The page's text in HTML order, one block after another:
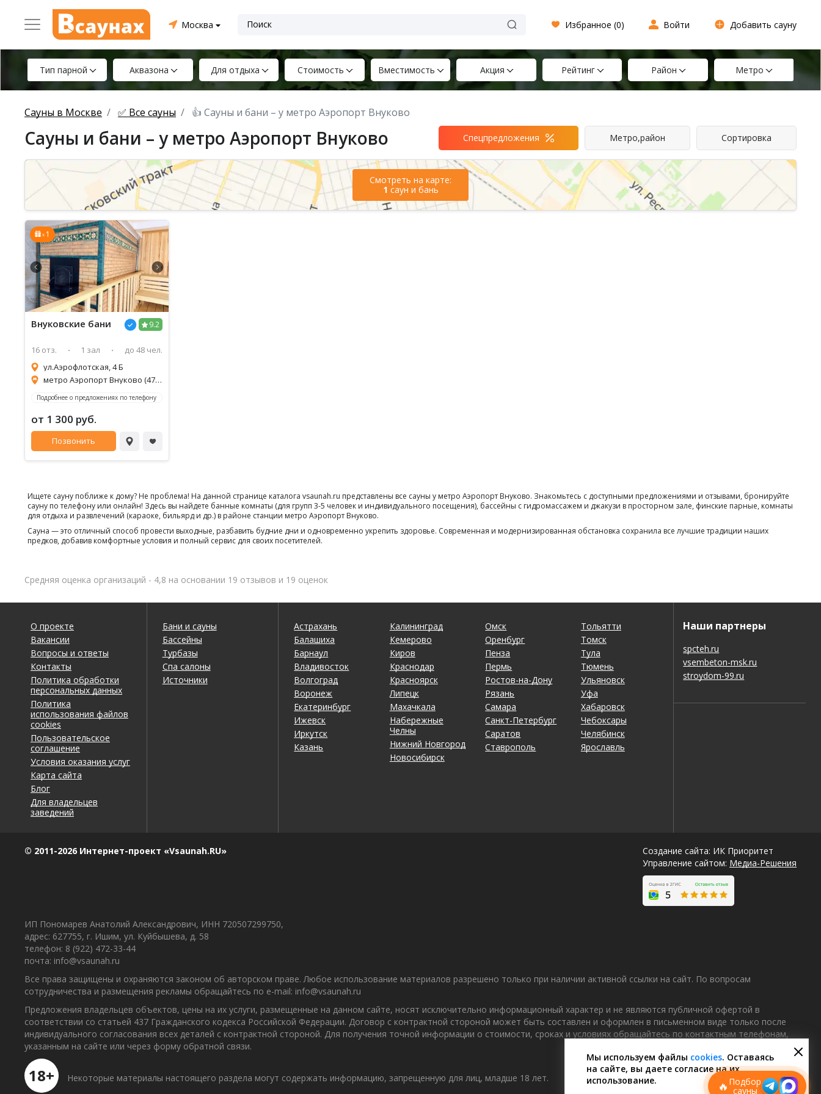
Москва Избранное (0) Войти Добавить сауну
Тип парной Аквазона Для отдыха Стоимость Вместимость Акция Рейтинг Район Метро
Сауны в Москве ✅ Все сауны 👍 Сауны и бани – у метро Аэропорт Внуково
Сауны и бани – у метро Аэропорт Внуково Спецпредложения Метро,район Сортировка
Смотреть на карте:
1 саун и бань
x 1
9.2
Внуковские бани
16 отз. 1 зал
до 48 чел.
ул.Аэрофлотская, 4 Б
метро Аэропорт Внуково (474м)
Подробнее о предложениях по телефону
от 1 300 руб.
Позвонить
Ищете сауну поближе к дому? Не проблема! На данной странице каталога vsaunah.ru представлены все сауны у метро Аэропорт Внуково. Знакомьтесь с доступными предложениями и отзывами, бронируйте
сауну по телефону или онлайн! Здесь вы найдете банные комнаты (для групп 3-5 человек и индивидуального посещения), бассейны с гидромассажем и джакузи в просторном зале, финские парные, комнаты
для отдыха и развлечений (караоке, бильярд и др.) в районе станции метро Аэропорт Внуково.
Сауна — это отличный способ провести выходные, разбавить будние дни и одновременно укрепить здоровье. Современная и модернизированная обстановка сохранила все лучшие традиции наших
предков, добавив комфортные условия и полный сервис для своих посетителей.
Средняя оценка организаций - 4,8 на основании 19 отзывов и 19 оценок
О проекте
Вакансии
Вопросы и ответы
Контакты
Политика обработки
персональных данных
Политика
использования файлов
cookies
Пользовательское
соглашение
Условия оказания услуг
Карта сайта
Блог
Для владельцев
заведений
Бани и сауны
Бассейны
Турбазы
Спа салоны
Источники
Астрахань
Балашиха
Барнаул
Владивосток
Волгоград
Воронеж
Екатеринбург
Ижевск
Иркутск
Казань
Калининград
Кемерово
Киров
Краснодар
Красноярск
Липецк
Махачкала
Набережные
Челны
Нижний Новгород
Новосибирск
Омск
Оренбург
Пенза
Пермь
Ростов-на-Дону
Рязань
Самара
Санкт-Петербург
Саратов
Ставрополь
Тольятти
Томск
Тула
Тюмень
Ульяновск
Уфа
Хабаровск
Чебоксары
Челябинск
Ярославль
Наши партнеры
spcteh.ru
vsembeton-msk.ru
stroydom-99.ru
© 2011-2026 Интернет-проект «Vsaunah.RU»
Создание сайта: ИК Приоритет
Управление сайтом: Медиа-Решения
ИП Пономарев Анатолий Александрович, ИНН 720507299750,
адрес: 627755, г. Ишим, ул. Куйбышева, д. 58
телефон: 8 (922) 472-33-44
почта: info@vsaunah.ru
Все права защищены и охраняются законом об авторском праве. Любое использование материалов разрешено только при наличии активной ссылки на сайт. По вопросам
сотрудничества и размещения рекламы обращайтесь по e-mail: info@vsaunah.ru
Предложения владельцев объектов, цены на их услуги, размещенные на данном сайте, носят исключительно информационный характер и не являются публичной офертой в
соответствии со статьей 437 Гражданского кодекса Российской Федерации. Договор с контрактной стороной может быть составлен и оформлен в письменном виде только после
индивидуального согласования всех деталей с контрактной стороной. Для получения точной информации о стоимости, сроках и условиях обращайтесь по контактным телефонам,
указанным на сайте или через форму обратной связи.
18+ Некоторые материалы настоящего раздела могут содержать информацию, запрещенную для лиц, младше 18 лет.
🔥 Подбор
сауны
Лучшие
саун
Подписывайтесь в Telegram или MAX —
пришлём свежие скидки
Мы используем файлы cookies. Оставаясь
на сайте, вы даете согласие на их
использование.